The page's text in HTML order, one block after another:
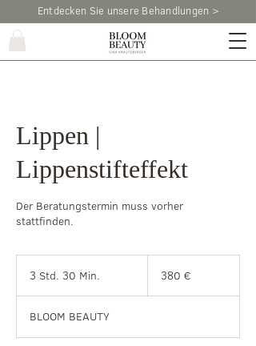
Entdecken Sie unsere Behandlungen >
Lippen |
Lippenstifteffekt
Der Beratungstermin muss vorher
stattfinden.
3 Std. 30 Min.
d
.
380 €
BLOOM BEAUTY